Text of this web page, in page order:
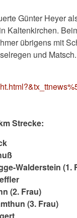
Günter Heyer
Kaltenkirchen.
übrigens mit
und Matsch.
Strecke:
Walderstein (1.
(2. Frau)
(3. Frau)